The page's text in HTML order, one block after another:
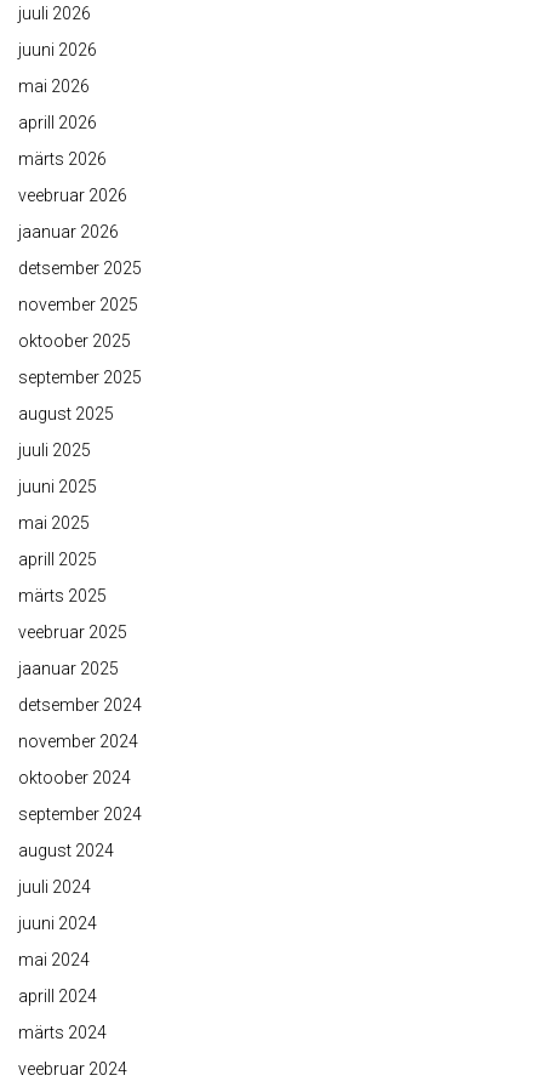
juuli 2026
juuni 2026
mai 2026
aprill 2026
märts 2026
veebruar 2026
jaanuar 2026
detsember 2025
november 2025
oktoober 2025
september 2025
august 2025
juuli 2025
juuni 2025
mai 2025
aprill 2025
märts 2025
veebruar 2025
jaanuar 2025
detsember 2024
november 2024
oktoober 2024
september 2024
august 2024
juuli 2024
juuni 2024
mai 2024
aprill 2024
märts 2024
veebruar 2024